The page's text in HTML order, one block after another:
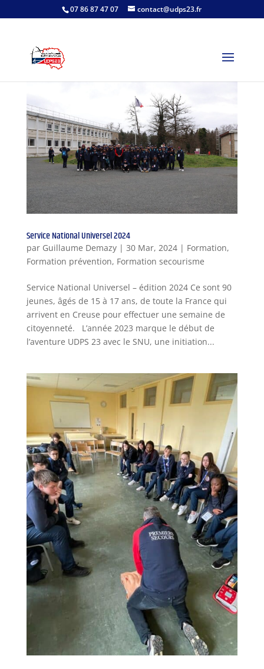
07 86 87 47 07 contact@udps23.fr
Service National Universel 2024
par Guillaume Demazy| 30 Mar, 2024| Formation,
Formation prévention, Formation secourisme
Service National Universel – édition 2024 Ce sont 90
jeunes, âgés de 15 à 17 ans, de toute la France qui
arrivent en Creuse pour effectuer une semaine de
citoyenneté. L’année 2023 marque le début de
l’aventure UDPS 23 avec le SNU, une initiation...